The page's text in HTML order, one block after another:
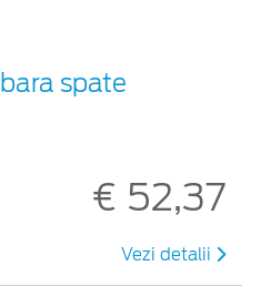
spate
€ 52,37
Vezi detalii